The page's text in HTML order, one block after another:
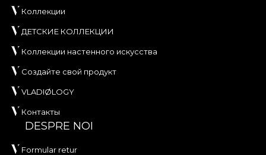
Коллекции
ДЕТСКИЕ КОЛЛЕКЦИИ
Коллекции настенного искусства
Создайте свой продукт
VLADIØLOGY
Контакты
DESPRE NOI
Formular retur